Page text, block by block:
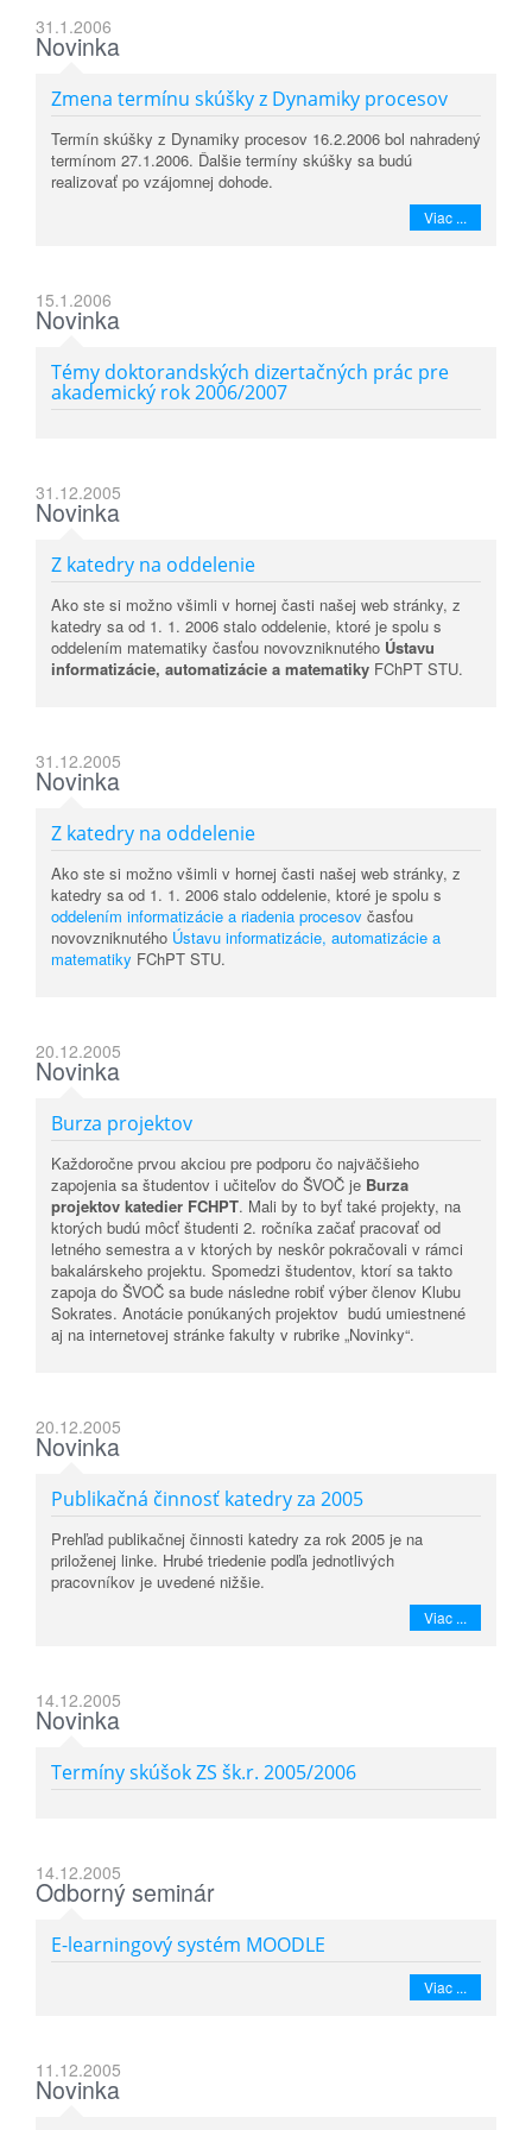
31.1.2006
Novinka
Zmena termínu skúšky z Dynamiky procesov
Termín skúšky z Dynamiky procesov 16.2.2006 bol nahradený
termínom 27.1.2006. Ďalšie termíny skúšky sa budú
realizovať po vzájomnej dohode.
Viac ...
15.1.2006
Novinka
Témy doktorandských dizertačných prác pre
akademický rok 2006/2007
31.12.2005
Novinka
Z katedry na oddelenie
Ako ste si možno všimli v hornej časti našej web stránky, z
katedry sa od 1. 1. 2006 stalo oddelenie, ktoré je spolu s
oddelením matematiky časťou novovzniknutého Ústavu
informatizácie, automatizácie a matematiky FChPT STU.
31.12.2005
Novinka
Z katedry na oddelenie
Ako ste si možno všimli v hornej časti našej web stránky, z
katedry sa od 1. 1. 2006 stalo oddelenie, ktoré je spolu s
oddelením informatizácie a riadenia procesov časťou
novovzniknutého Ústavu informatizácie, automatizácie a
matematiky FChPT STU.
20.12.2005
Novinka
Burza projektov
Každoročne prvou akciou pre podporu čo najväčšieho
zapojenia sa študentov i učiteľov do ŠVOČ je Burza
projektov katedier FCHPT. Mali by to byť také projekty, na
ktorých budú môcť študenti 2. ročníka začať pracovať od
letného semestra a v ktorých by neskôr pokračovali v rámci
bakalárskeho projektu. Spomedzi študentov, ktorí sa takto
zapoja do ŠVOČ sa bude následne robiť výber členov Klubu
Sokrates. Anotácie ponúkaných projektov budú umiestnené
aj na internetovej stránke fakulty v rubrike „Novinky“.
20.12.2005
Novinka
Publikačná činnosť katedry za 2005
Prehľad publikačnej činnosti katedry za rok 2005 je na
priloženej linke. Hrubé triedenie podľa jednotlivých
pracovníkov je uvedené nižšie.
Viac ...
14.12.2005
Novinka
Termíny skúšok ZS šk.r. 2005/2006
14.12.2005
Odborný seminár
E-learningový systém MOODLE
Viac ...
11.12.2005
Novinka